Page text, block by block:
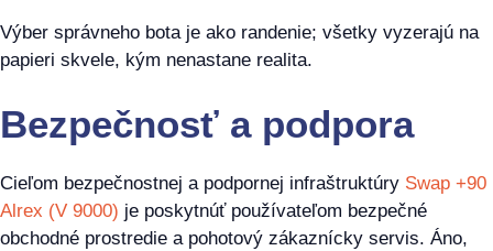
Výber správneho bota je ako randenie; všetky vyzerajú na
papieri skvele, kým nenastane realita.
Bezpečnosť a podpora
Cieľom bezpečnostnej a podpornej infraštruktúry Swap +90
Alrex (V 9000) je poskytnúť používateľom bezpečné
obchodné prostredie a pohotový zákaznícky servis. Áno,